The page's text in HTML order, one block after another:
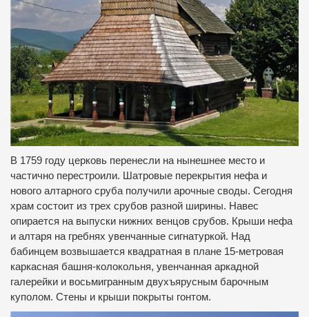
В 1759 году церковь перенесли на нынешнее место и
частично перестроили. Шатровые перекрытия нефа и
нового алтарного сруба получили арочные своды. Сегодня
храм состоит из трех срубов разной ширины. Навес
опирается на выпуски нижних венцов срубов. Крыши нефа
и алтаря на гребнях увенчанные сигнатуркой. Над
бабинцем возвышается квадратная в плане 15-метровая
каркасная башня-колокольня, увенчанная аркадной
галерейки и восьмигранным двухъярусным барочным
куполом. Стены и крыши покрыты гонтом.